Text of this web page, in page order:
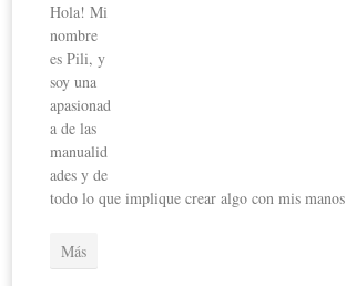
Hola! Mi
nombre
es Pili, y
soy una
apasionad
a de las
manualid
ades y de
todo lo que implique crear algo con mis manos
Más